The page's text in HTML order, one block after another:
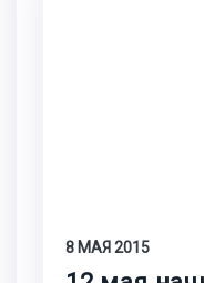
8 МАЯ 2015